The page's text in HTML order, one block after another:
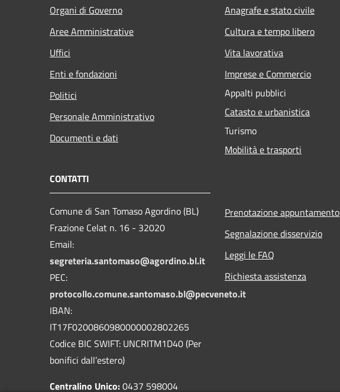
Organi di Governo
Aree Amministrative
Uffici
Enti e fondazioni
Politici
Personale Amministrativo
Documenti e dati
Anagrafe e stato civile
Cultura e tempo libero
Vita lavorativa
Imprese e Commercio
Appalti pubblici
Catasto e urbanistica
Turismo
Mobilità e trasporti
CONTATTI
Comune di San Tomaso Agordino (BL)
Frazione Celat n. 16 - 32020
Email:
segreteria.santomaso@agordino.bl.it
PEC:
protocollo.comune.santomaso.bl@pecveneto.it
IBAN:
IT17F0200860980000002802265
Codice BIC SWIFT: UNCRITM1D40 (Per
bonifici dall’estero)
Centralino Unico:0437 598004
Prenotazione appuntamento
Segnalazione disservizio
Leggi le FAQ
Richiesta assistenza